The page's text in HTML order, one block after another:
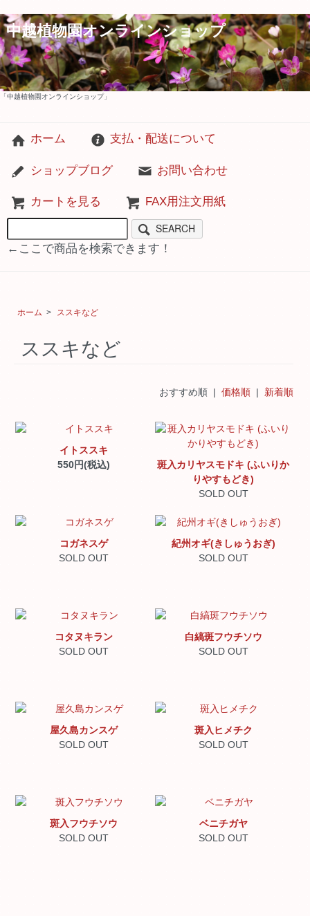
中越植物園オンラインショップ
「中越植物園オンラインショップ」
ホーム 支払・配送について
ショップブログ お問い合わせ
カートを見る FAX用注文用紙
SEARCH
←ここで商品を検索できます！
ホーム > ススキなど
ススキなど
おすすめ順 | 価格順| 新着順
イトススキ
550円(税込)
斑入カリヤスモドキ (ふいりか
りやすもどき)
SOLD OUT
コガネスゲ
SOLD OUT
紀州オギ(きしゅうおぎ)
SOLD OUT
コタヌキラン
SOLD OUT
白縞斑フウチソウ
SOLD OUT
屋久島カンスゲ
SOLD OUT
斑入ヒメチク
SOLD OUT
斑入フウチソウ
SOLD OUT
ベニチガヤ
SOLD OUT